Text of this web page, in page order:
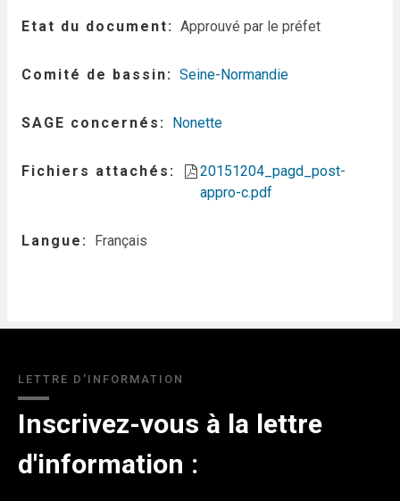
Etat du document Approuvé par le préfet
Comité de bassin Seine-Normandie
SAGE concernés Nonette
Fichiers attachés
20151204_pagd_post-
appro-c.pdf
Langue Français
LETTRE D'INFORMATION
Inscrivez-vous à la lettre
d'information :